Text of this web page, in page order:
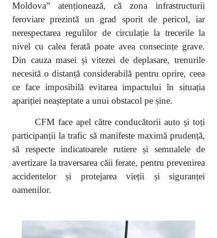
Moldova” atenționează, că zona infrastructurii
feroviare prezintă un grad sporit de pericol, iar
nerespectarea regulilor de circulație la trecerile la
nivel cu calea ferată poate avea consecințe grave.
Din cauza masei și vitezei de deplasare, trenurile
necesită o distanță considerabilă pentru oprire, ceea
ce face imposibilă evitarea impactului în situația
apariției neașteptate a unui obstacol pe șine.
CFM face apel către conducătorii auto și toți
participanții la trafic să manifeste maximă prudență,
să respecte indicatoarele rutiere și semnalele de
avertizare la traversarea căii ferate, pentru prevenirea
accidentelor și protejarea vieții și siguranței
oamenilor.